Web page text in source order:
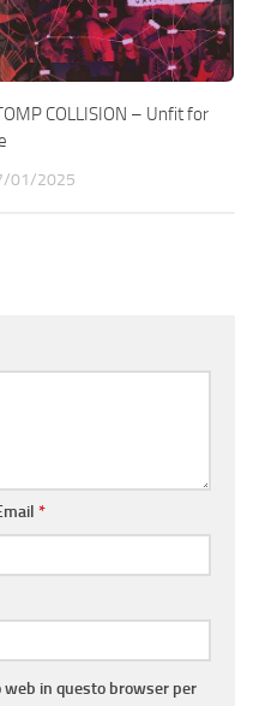
COLLISION – Unfit for
01/2025
*
web in questo browser per